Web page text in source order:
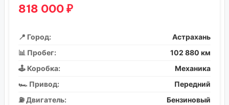
818 000 ₽
📍 Город:
Астрахань
📊 Пробег:
102 880 км
🕹️ Коробка:
Механика
🏎️ Привод:
Передний
⛽ Двигатель:
Бензиновый